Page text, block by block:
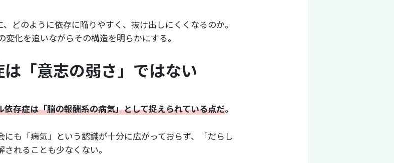
どのように依存に陥りやすく、抜け出しにくくなるのか。
化を追いながらその構造を明らかにする。
「意志の弱さ」ではない
依存症は「脳の報酬系の病気」として捉えられている点だ。
も「病気」という認識が十分に広がっておらず、「だらし
れることも少なくない。